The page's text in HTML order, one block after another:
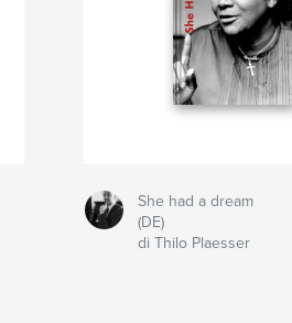
She had a dream
(DE)
di Thilo Plaesser